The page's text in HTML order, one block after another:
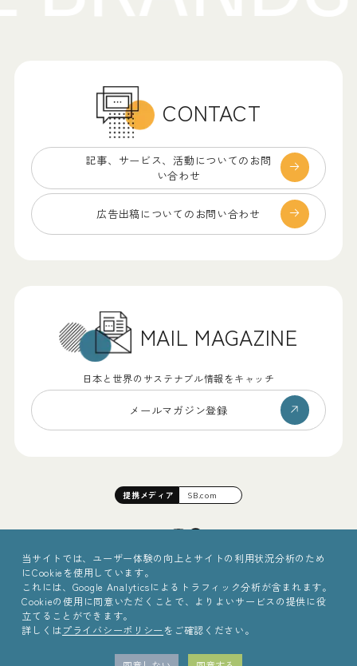
CONTACT
記事、サービス、 活動についてのお問
い合わせ
広告出稿についての お問い合わせ
MAIL MAGAZINE
日本と世界のサステナブル情報をキャッチ
メールマガジン登録
©2025 Sinc Inc.
提携メディア SB.com
当サイトでは、ユーザー体験の向上とサイトの利用状況分析のため
にCookieを使用しています。
これには、Google Analyticsによるトラフィック分析が含まれます。
Cookieの使用に同意いただくことで、よりよいサービスの提供に役
立てることができます。
詳しくはプライバシーポリシー をご確認ください。